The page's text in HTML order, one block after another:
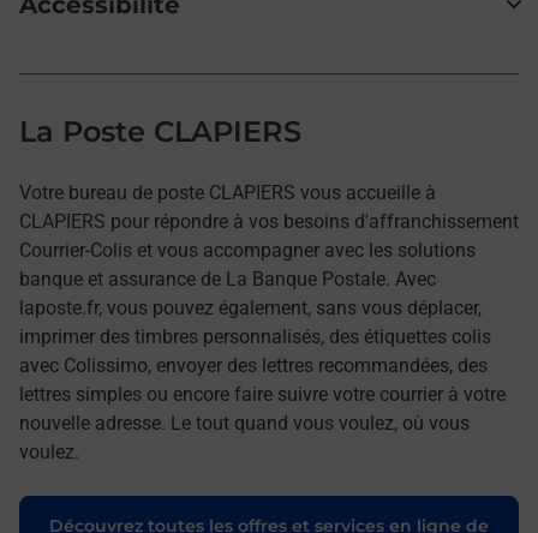
La Poste CLAPIERS
Votre bureau de poste CLAPIERS vous accueille à
CLAPIERS pour répondre à vos besoins d'affranchissement
Courrier-Colis et vous accompagner avec les solutions
banque et assurance de La Banque Postale. Avec
laposte.fr, vous pouvez également, sans vous déplacer,
imprimer des timbres personnalisés, des étiquettes colis
avec Colissimo, envoyer des lettres recommandées, des
lettres simples ou encore faire suivre votre courrier à votre
nouvelle adresse. Le tout quand vous voulez, où vous
voulez.
Découvrez toutes les offres et services en ligne de